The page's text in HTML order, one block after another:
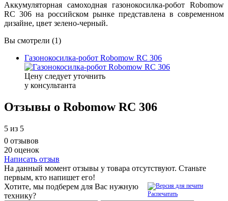
Аккумуляторная самоходная газонокосилка-робот Robomow
RC 306 на российском рынке представлена в современном
дизайне, цвет зелено-черный.
Вы смотрели (1)
Газонокосилка-робот Robomow RС 306
Цену следует уточнить
у консультанта
Отзывы о Robomow RС 306
5 из 5
0 отзывов
20 оценок
Написать отзыв
На данный момент отзывы у товара отсутствуют. Станьте
первым, кто напишет его!
Распечатать
Хотите, мы подберем для Вас нужную
технику?